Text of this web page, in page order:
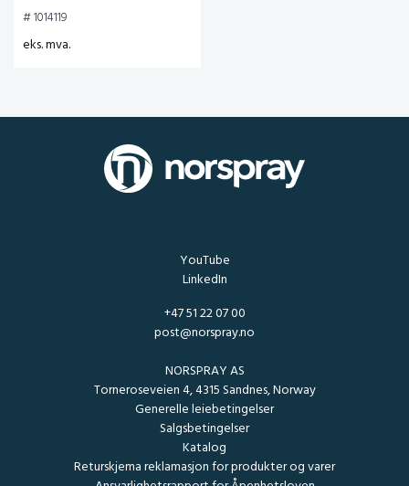
# 1014119
eks. mva.
YouTube
LinkedIn
+47 51 22 07 00
post@norspray.no
NORSPRAY AS
Torneroseveien 4, 4315 Sandnes, Norway
Generelle leiebetingelser
Salgsbetingelser
Katalog
Returskjema reklamasjon for produkter og varer